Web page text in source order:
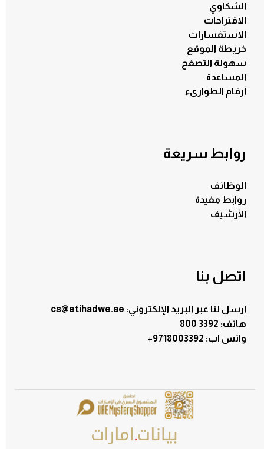
الشكاوي
الاقتراحات
الاستفسارات
خريطة الموقع
سهولة التصفح
المساعدة
أرقام الطوارىء
روابط سريعة
الوظائف
روابط مفيدة
الأرشيف
اتصل بنا
ارسل لنا عبر البريد الإلكتروني: cs@etihadwe.ae
هاتف: 3392 800
+9718003392 :واتس اب